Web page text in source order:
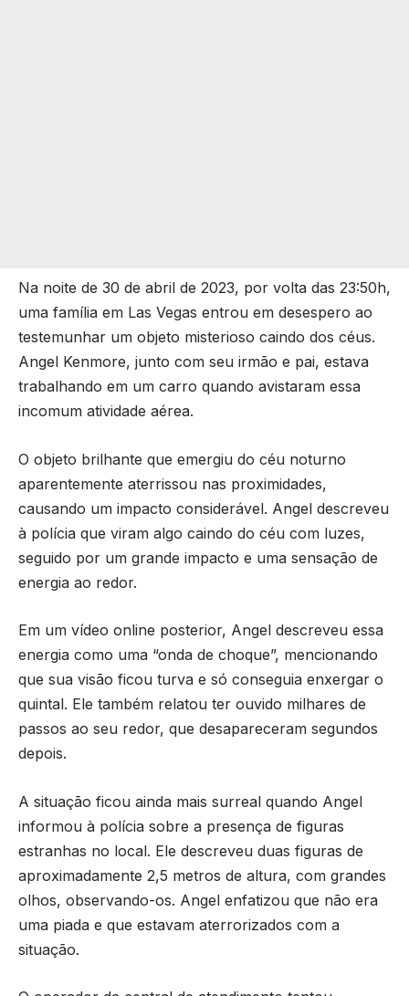
Na noite de 30 de abril de 2023, por volta das 23:50h,
uma família em Las Vegas entrou em desespero ao
testemunhar um objeto misterioso caindo dos céus.
Angel Kenmore, junto com seu irmão e pai, estava
trabalhando em um carro quando avistaram essa
incomum atividade aérea.
O objeto brilhante que emergiu do céu noturno
aparentemente aterrissou nas proximidades,
causando um impacto considerável. Angel descreveu
à polícia que viram algo caindo do céu com luzes,
seguido por um grande impacto e uma sensação de
energia ao redor.
Em um vídeo online posterior, Angel descreveu essa
energia como uma “onda de choque”, mencionando
que sua visão ficou turva e só conseguia enxergar o
quintal. Ele também relatou ter ouvido milhares de
passos ao seu redor, que desapareceram segundos
depois.
A situação ficou ainda mais surreal quando Angel
informou à polícia sobre a presença de figuras
estranhas no local. Ele descreveu duas figuras de
aproximadamente 2,5 metros de altura, com grandes
olhos, observando-os. Angel enfatizou que não era
uma piada e que estavam aterrorizados com a
situação.